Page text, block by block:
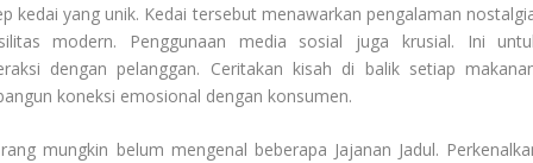
kedai yang unik. Kedai tersebut menawarkan pengalaman
modern. Penggunaan media sosial juga krusial. Ini
dengan pelanggan. Ceritakan kisah di balik setiap
koneksi emosional dengan konsumen.
mungkin belum mengenal beberapa Jajanan Jadul.